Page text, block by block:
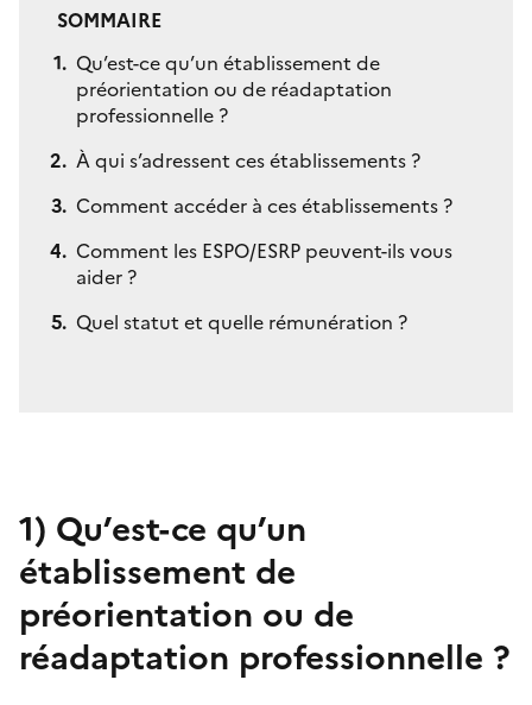
SOMMAIRE
Qu’est-ce qu’un établissement de
préorientation ou de réadaptation
professionnelle ?
À qui s’adressent ces établissements ?
Comment accéder à ces établissements ?
Comment les ESPO/ESRP peuvent-ils vous
aider ?
Quel statut et quelle rémunération ?
1) Qu’est-ce qu’un
établissement de
préorientation ou de
réadaptation professionnelle ?